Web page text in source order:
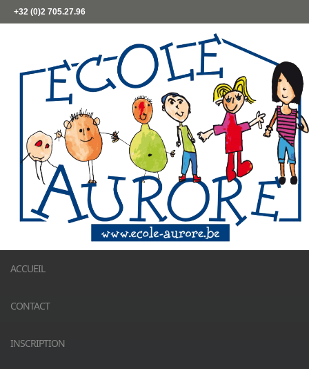
+32 (0)2 705.27.96
ACCUEIL
CONTACT
INSCRIPTION